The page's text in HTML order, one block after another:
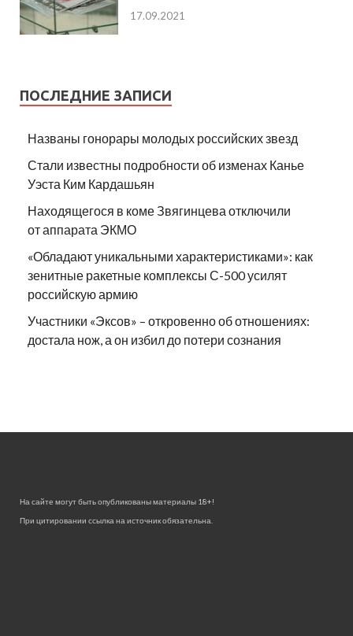
17.09.2021
ПОСЛЕДНИЕ ЗАПИСИ
Названы гонорары молодых российских звезд
Стали известны подробности об изменах Канье
Уэста Ким Кардашьян
Находящегося в коме Звягинцева отключили
от аппарата ЭКМО
«Обладают уникальными характеристиками»: как
зенитные ракетные комплексы С-500 усилят
российскую армию
Участники «Эксов» – откровенно об отношениях:
достала нож, а он избил до потери сознания
На сайте могут быть опубликованы материалы 18+!
При цитировании ссылка на источник обязательна.